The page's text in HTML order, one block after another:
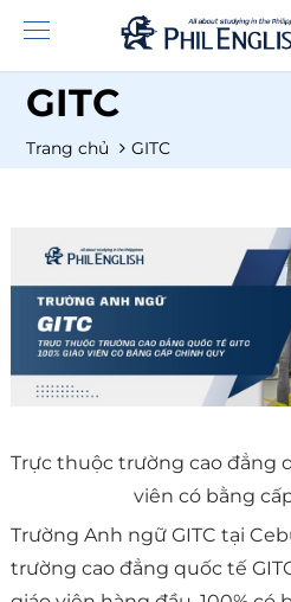
GITC
Trang chủ GITC
Trực thuộc trường cao đẳng
viên có bằng
Trường Anh ngữ GITC tại
trường cao đẳng quốc tế